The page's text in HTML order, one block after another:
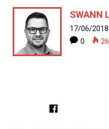
SWANN
17/06/2018
0